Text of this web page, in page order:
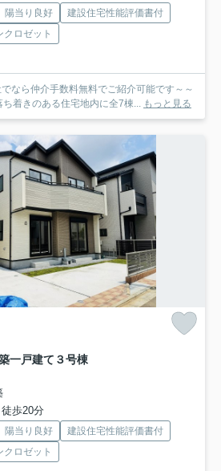
陽当り良好
建設住宅性能評価書付
クロゼット
なら仲介手数料無料でご紹介可能です～～
着きのある住宅地内に全7棟... もっと見る
一戸建て ３号棟
歩20分
陽当り良好
建設住宅性能評価書付
クロゼット